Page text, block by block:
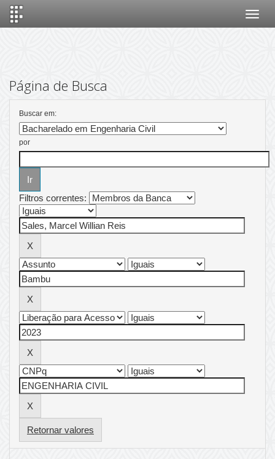
Página de Busca
Buscar em:
por
Filtros correntes:
Retornar valores